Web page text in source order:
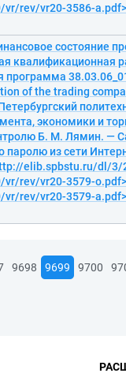
rev/vr20-3586-
состояние
квалификационная
программа
of the trading
экономики и
Б. М. Лямин. —
паролю из сети
elib.spbstu.ru/dl/
rev/vr20-3579-
rev/vr20-3579-
9698 9699 9700